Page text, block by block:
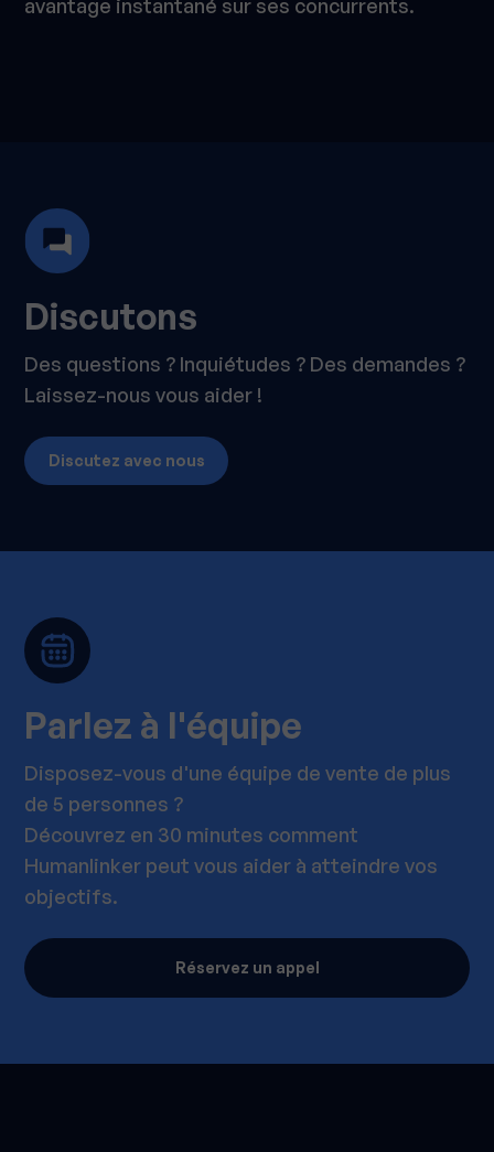
avantage instantané sur ses concurrents.
Discutons
Des questions ? Inquiétudes ? Des demandes ?
Laissez-nous vous aider !
Discutez avec nous
Parlez à l'équipe
Disposez-vous d'une équipe de vente de plus
de 5 personnes ?
Découvrez en 30 minutes comment
Humanlinker peut vous aider à atteindre vos
objectifs.
Réservez un appel